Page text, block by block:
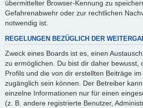
übermittelter Browser-Kennung zu
Gefahrenabwehr oder zur rechtlichen
notwendig ist.
REGELUNGEN BEZÜGLICH DER
Zweck eines Boards ist es, einen
zu ermöglichen. Du bist dir daher bewusst,
Profils und die von dir erstellten Beiträge
zugänglich sein können. Der Betreiber
einzelne Informationen nur für einen
(z. B. andere registrierte Benutzer,